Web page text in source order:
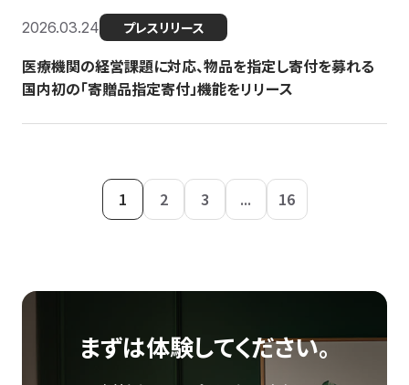
2026.03.24 プレスリリース
医療機関の経営課題に対応、物品を指定し寄付を募れる
国内初の「寄贈品指定寄付」機能をリリース
1 2 3 ... 16
まずは体験してください。